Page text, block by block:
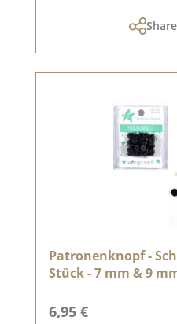
Patronenknopf -
Stück - 7 mm & 9
Precio normal:
6,95 €